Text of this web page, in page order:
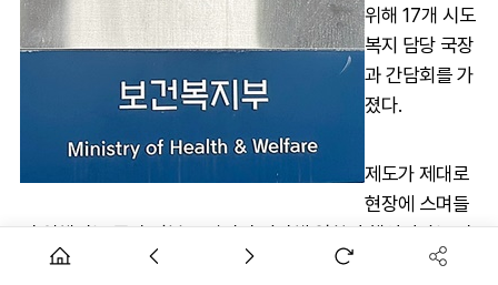
위해 17개 시도
복지 담당 국장
과 간담회를 가
졌다.
제도가 제대로
현장에 스며들
기 위해서는 중앙 정부를 넘어선 지자체 역할이 핵심이라는 판
단에서다.